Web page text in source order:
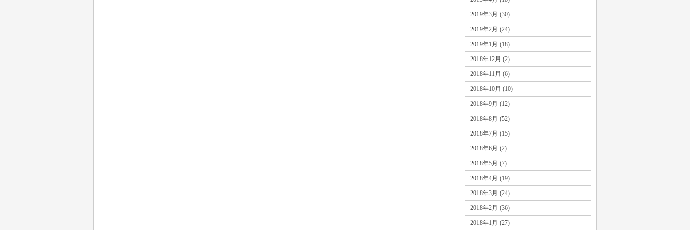
2019年3月 (30)
2019年2月 (24)
2019年1月 (18)
2018年12月 (2)
2018年11月 (6)
2018年10月 (10)
2018年9月 (12)
2018年8月 (52)
2018年7月 (15)
2018年6月 (2)
2018年5月 (7)
2018年4月 (19)
2018年3月 (24)
2018年2月 (36)
2018年1月 (27)